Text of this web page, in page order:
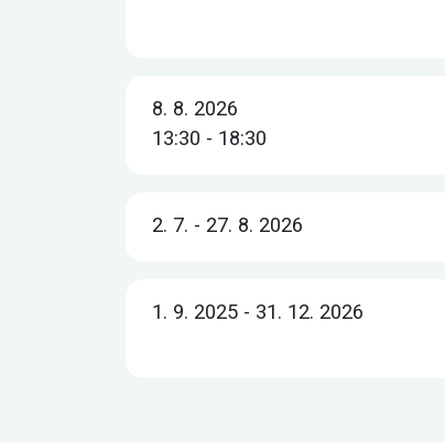
8. 8. 2026
13:30 - 18:30
2. 7. - 27. 8. 2026
1. 9. 2025 - 31. 12. 2026